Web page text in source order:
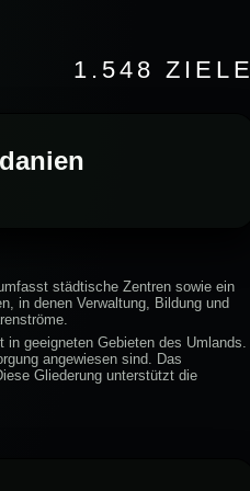
1.548 ZIELE
städtische Zentren sowie ein
in denen Verwaltung, Bildung und
geeigneten Gebieten des Umlands.
angewiesen sind. Das
Gliederung unterstützt die